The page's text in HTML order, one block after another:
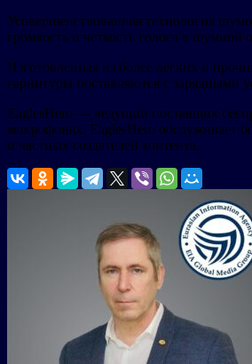
Усовершенствованная технология
громкость и четкость голоса в шумной
Изготовленная из более легких и
гарнитуры поставляются с зарядными
EaglesHero — ведущий поставщик
микрофонах. EaglesHero обслуживает
и частных создателей контента.